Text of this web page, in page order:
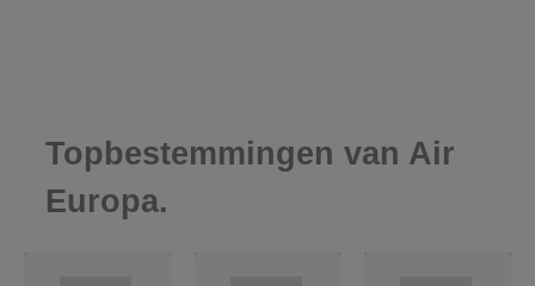
Topbestemmingen van Air
Europa.